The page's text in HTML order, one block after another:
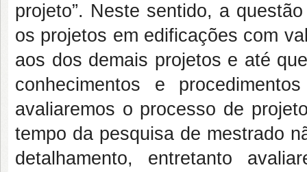
projeto”. Neste sentido, a
os projetos em edificações com
aos dos demais projetos e até
conhecimentos e
avaliaremos o processo de
tempo da pesquisa de mestrado
detalhamento, entretanto